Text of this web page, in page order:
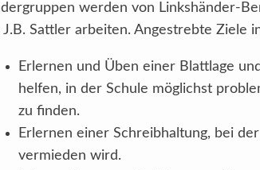
werden von Linkshänder-
J.B. Sattler arbeiten. Angestrebte Ziele
Erlernen und Üben einer Blattlage
helfen, in der Schule möglichst
zu finden.
Erlernen einer Schreibhaltung, bei
vermieden wird.